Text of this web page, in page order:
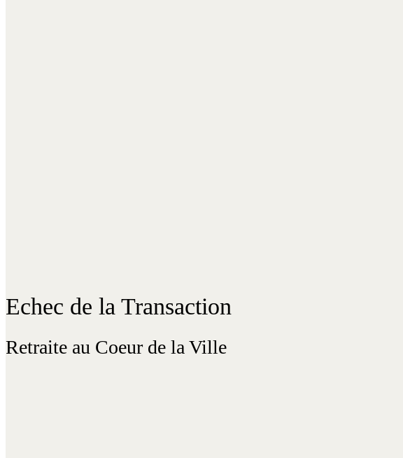
Echec de la Transaction
Retraite au Coeur de la Ville